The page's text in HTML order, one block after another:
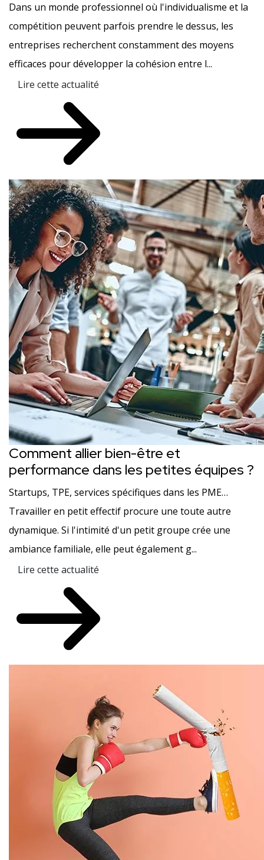
Dans un monde professionnel où l'individualisme et la
compétition peuvent parfois prendre le dessus, les
entreprises recherchent constamment des moyens
efficaces pour développer la cohésion entre l...
Lire cette actualité
Comment allier bien-être et
performance dans les petites équipes ?
Startups, TPE, services spécifiques dans les PME…
Travailler en petit effectif procure une toute autre
dynamique. Si l'intimité d'un petit groupe crée une
ambiance familiale, elle peut également g...
Lire cette actualité